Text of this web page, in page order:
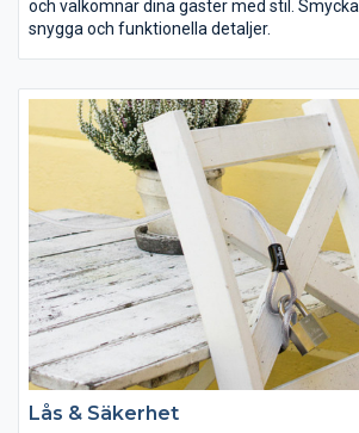
och välkomnar dina gäster med stil.
snygga och funktionella detaljer.
Lås & Säkerhet